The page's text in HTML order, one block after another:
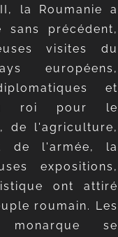
la Roumanie a
sans précédent,
visites du
européens,
et
roi pour le
de l'agriculture,
de l'armée, la
expositions,
ont attiré
roumain. Les
se